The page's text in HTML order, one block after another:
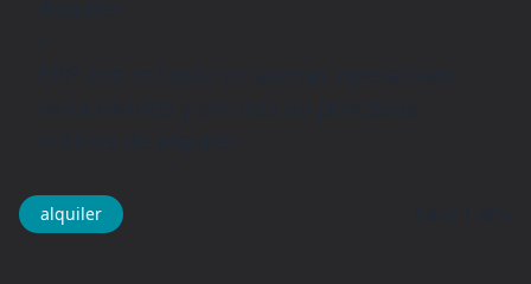
alquiler